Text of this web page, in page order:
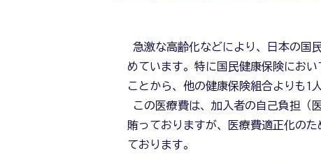
急激な高齢化などにより、日本の国
めています。特に国民健康保険にお
ことから、他の健康保険組合よりも1
この医療費は、加入者の自己負担（
賄っておりますが、医療費適正化の
ております。